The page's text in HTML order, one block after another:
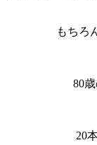
もちろ
80
20